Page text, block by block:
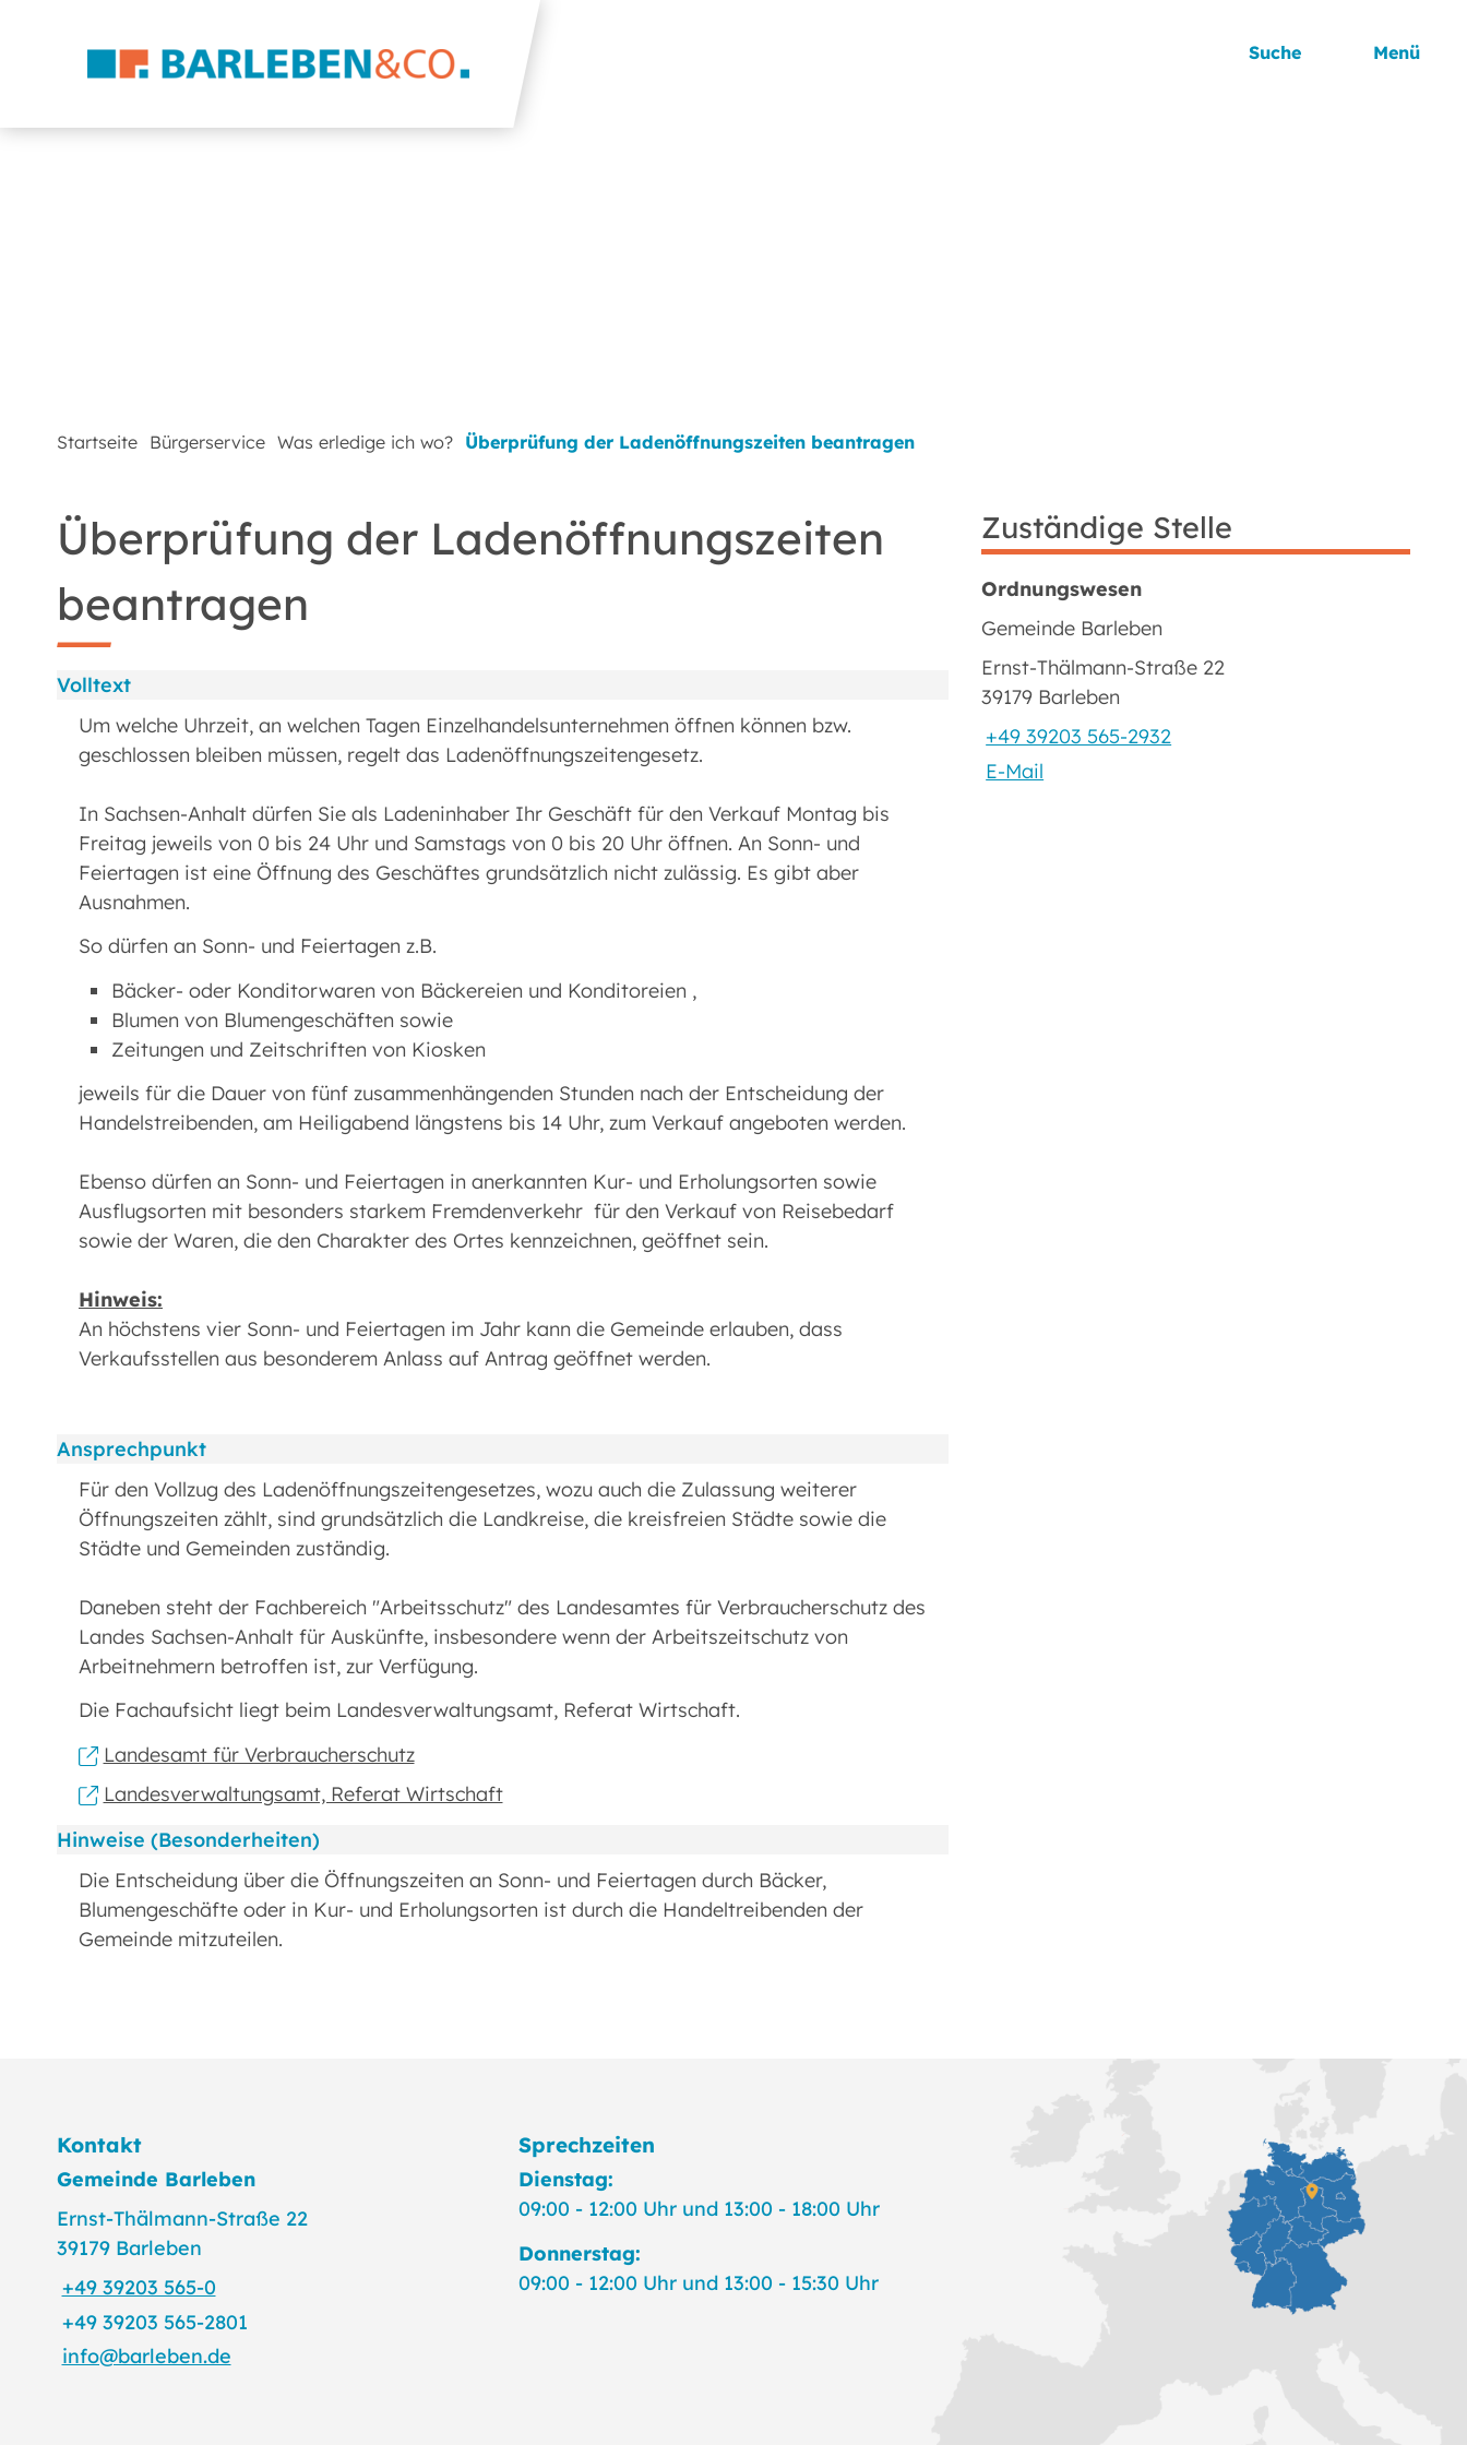
Suche Menü
Startseite Bürgerservice Was erledige ich wo? Überprüfung der Ladenöffnungszeiten beantragen
Überprüfung der Ladenöffnungszeiten
beantragen
Volltext
Um welche Uhrzeit, an welchen Tagen Einzelhandelsunternehmen öffnen können bzw.
geschlossen bleiben müssen, regelt das Ladenöffnungszeitengesetz.
In Sachsen-Anhalt dürfen Sie als Ladeninhaber Ihr Geschäft für den Verkauf Montag bis
Freitag jeweils von 0 bis 24 Uhr und Samstags von 0 bis 20 Uhr öffnen. An Sonn- und
Feiertagen ist eine Öffnung des Geschäftes grundsätzlich nicht zulässig. Es gibt aber
Ausnahmen.
So dürfen an Sonn- und Feiertagen z.B.
Bäcker- oder Konditorwaren von Bäckereien und Konditoreien ,
Blumen von Blumengeschäften sowie
Zeitungen und Zeitschriften von Kiosken
jeweils für die Dauer von fünf zusammenhängenden Stunden nach der Entscheidung der
Handelstreibenden, am Heiligabend längstens bis 14 Uhr, zum Verkauf angeboten werden.
Ebenso dürfen an Sonn- und Feiertagen in anerkannten Kur- und Erholungsorten sowie
Ausflugsorten mit besonders starkem Fremdenverkehr für den Verkauf von Reisebedarf
sowie der Waren, die den Charakter des Ortes kennzeichnen, geöffnet sein.
Hinweis:
An höchstens vier Sonn- und Feiertagen im Jahr kann die Gemeinde erlauben, dass
Verkaufsstellen aus besonderem Anlass auf Antrag geöffnet werden.
Ansprechpunkt
Für den Vollzug des Ladenöffnungszeitengesetzes, wozu auch die Zulassung weiterer
Öffnungszeiten zählt, sind grundsätzlich die Landkreise, die kreisfreien Städte sowie die
Städte und Gemeinden zuständig.
Daneben steht der Fachbereich "Arbeitsschutz" des Landesamtes für Verbraucherschutz des
Landes Sachsen-Anhalt für Auskünfte, insbesondere wenn der Arbeitszeitschutz von
Arbeitnehmern betroffen ist, zur Verfügung.
Die Fachaufsicht liegt beim Landesverwaltungsamt, Referat Wirtschaft.
Landesamt für Verbraucherschutz
Landesverwaltungsamt, Referat Wirtschaft
Hinweise (Besonderheiten)
Die Entscheidung über die Öffnungszeiten an Sonn- und Feiertagen durch Bäcker,
Blumengeschäfte oder in Kur- und Erholungsorten ist durch die Handeltreibenden der
Gemeinde mitzuteilen.
Zuständige Stelle
Ordnungswesen
Gemeinde Barleben
Ernst-Thälmann-Straße 22
39179 Barleben
+49 39203 565-2932
E-Mail
Kontakt
Gemeinde Barleben
Ernst-Thälmann-Straße 22
39179 Barleben
+49 39203 565-0
+49 39203 565-2801
info@barleben.de
Sprechzeiten
Dienstag:
09:00 - 12:00 Uhr und 13:00 - 18:00 Uhr
Donnerstag:
09:00 - 12:00 Uhr und 13:00 - 15:30 Uhr